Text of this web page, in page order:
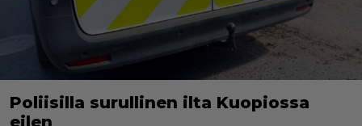
Poliisilla surullinen ilta Kuopiossa
eilen